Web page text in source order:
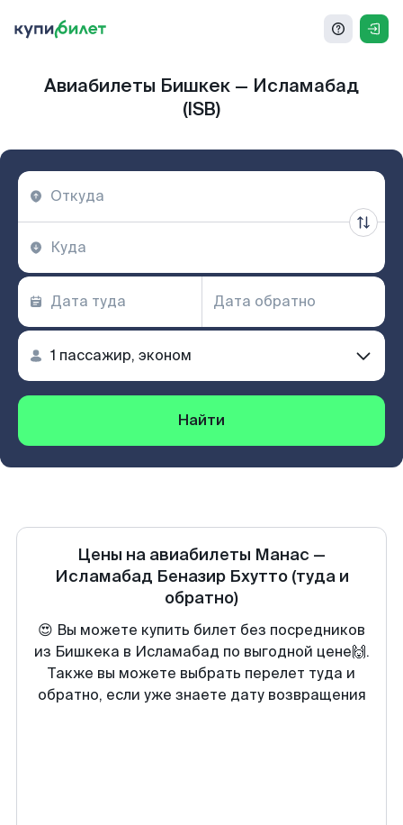
Авиабилеты Бишкек — Исламабад
(ISB)
Найти
Цены на авиабилеты Манас —
Исламабад Беназир Бхутто (туда и
обратно)
😍 Вы можете купить билет без посредников
из Бишкека в Исламабад по выгодной цене🙌.
Также вы можете выбрать перелет туда и
обратно, если уже знаете дату возвращения